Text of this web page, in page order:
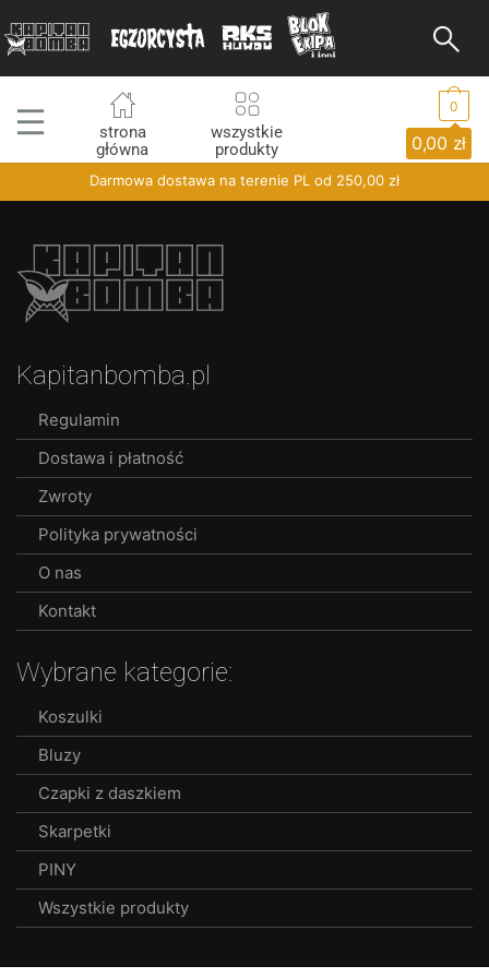
strona
główna
wszystkie
produkty
0,00 zł
0
Darmowa dostawa na terenie PL od 250,00 zł
Kapitanbomba.pl
Regulamin
Dostawa i płatność
Zwroty
Polityka prywatności
O nas
Kontakt
Wybrane kategorie:
Koszulki
Bluzy
Czapki z daszkiem
Skarpetki
PINY
Wszystkie produkty